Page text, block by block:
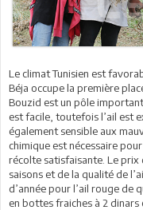
Le climat Tunisien est
Béja occupe la première
Bouzid est un pôle
est facile, toutefois l’ail est
également sensible aux
chimique est nécessaire
récolte satisfaisante. Le prix
saisons et de la qualité de
d’année pour l’ail rouge de
en bottes fraiches à 2 dinars